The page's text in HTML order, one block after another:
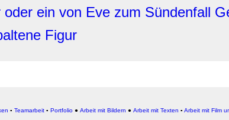
ein von Eve zum Sündenfall
Figur
▪ Teamarbeit ▪ Portfolio ● Arbeit mit Bildern ● Arbeit mit Texten ▪ Arbeit mit Film